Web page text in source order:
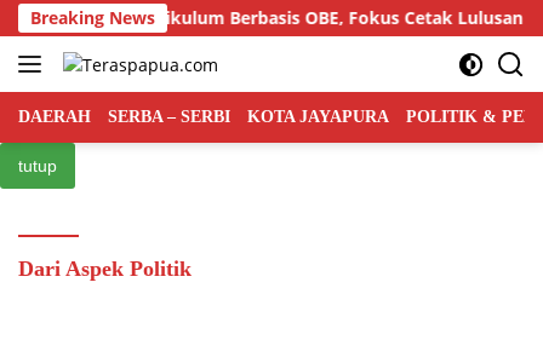
Langsung
ke
konten
Breaking News
Semiloka Kurikulum Berbasis OBE, Fokus Cetak Lulusan
DAERAH SERBA – SERBI KOTA JAYAPURA POLITIK &
tutup
Dari Aspek Politik